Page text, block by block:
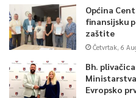
Općina
finansijsku
zaštite
Četvrtak, 6
Bh.
Evropsko